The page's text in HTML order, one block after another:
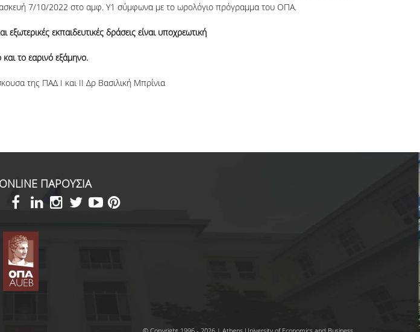
7/10/2022 στο αμφ. Υ1 σύμφωνα με το ωρολόγιο πρόγραμμα του ΟΠΑ.
εξωτερικές εκπαιδευτικές δράσεις είναι υποχρεωτική
και το εαρινό εξάμηνο.
της ΠΑΔ Ι και ΙΙ Δρ Βασιλική Μπρίνια
ONLINE ΠΑΡΟΥΣΙΑ